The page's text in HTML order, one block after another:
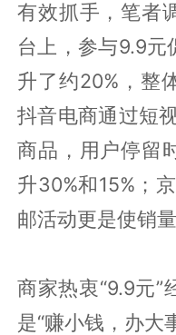
有效抓手，笔者
台上，参与9.9元
升了约20%，整
抖音电商通过短
商品，用户停留
升30%和15%；
邮活动更是使销
商家热衷“9.9元”
是“赚小钱，办大